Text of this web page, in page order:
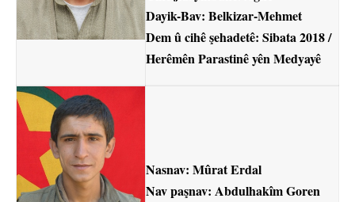
Dayik-Bav: Belkizar-Mehmet
Dem û cihê şehadetê: Sibata 2018 /
Herêmên Parastinê yên Medyayê
Nasnav: Mûrat Erdal
Nav paşnav: Abdulhakîm Goren